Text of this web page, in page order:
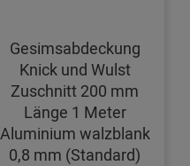
Gesimsabdeckung
Knick und Wulst
Zuschnitt 200 mm
Länge 1 Meter
Aluminium walzblank
0,8 mm (Standard)